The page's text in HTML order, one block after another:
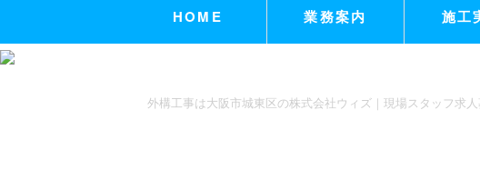
HOME 業務案内 施工
外構工事は大阪市城東区の株式会社ウィズ｜現場スタッフ求人